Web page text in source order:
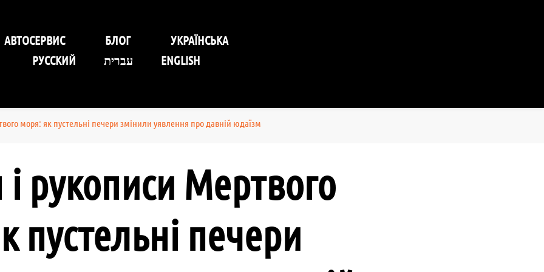
Self-Service Car Хмельницький
АВТОСЕРВИС БЛОГ
УКРАЇНСЬКА
РУССКИЙ
עברית ENGLISH
моря: як пустельні печери змінили уявлення про давній юдаїзм
рукописи Мертвого
пустельні печери